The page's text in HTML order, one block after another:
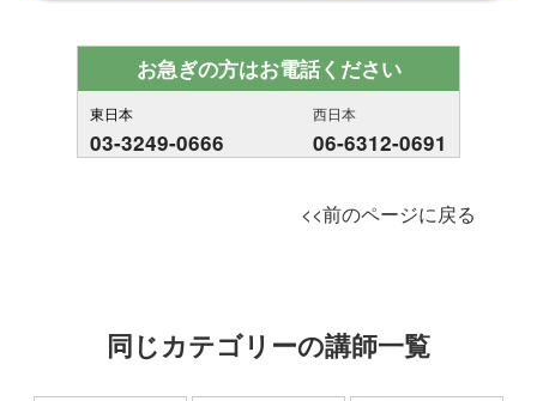
お急ぎの方はお電話ください
東日本
03-3249-0666
西日本
06-6312-0691
<<前のページに戻る
同じカテゴリーの講師一覧